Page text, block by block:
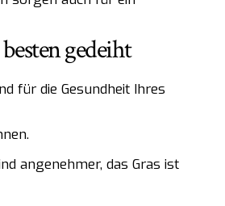
gedeiht
für die Gesundheit Ihres
angenehmer, das Gras ist